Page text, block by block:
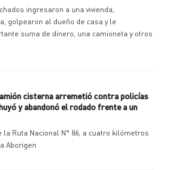
ingresaron a una vivienda,
golpearon al dueño de casa y le
suma de dinero, una camioneta y otros
cisterna arremetió contra policías
y abandonó el rodado frente a un
Ruta Nacional N° 86, a cuatro kilómetros
Aborigen